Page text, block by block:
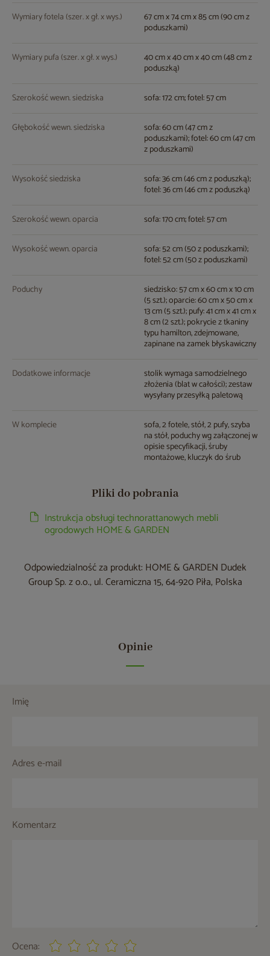
Wymiary fotela (szer. x gł. x wys.) 67 cm x 74 cm x 85 cm (90 cm z
poduszkami)
Wymiary pufa (szer. x gł. x wys.) 40 cm x 40 cm x 40 cm (48 cm z
poduszką)
Szerokość wewn. siedziska sofa: 172 cm; fotel: 57 cm
Głębokość wewn. siedziska sofa: 60 cm (47 cm z
poduszkami); fotel: 60 cm (47 cm
z poduszkami)
Wysokość siedziska sofa: 36 cm (46 cm z poduszką);
fotel: 36 cm (46 cm z poduszką)
Szerokość wewn. oparcia sofa: 170 cm; fotel: 57 cm
Wysokość wewn. oparcia sofa: 52 cm (50 z poduszkami);
fotel: 52 cm (50 z poduszkami)
Poduchy siedzisko: 57 cm x 60 cm x 10 cm
(5 szt.); oparcie: 60 cm x 50 cm x
13 cm (5 szt.); pufy: 41 cm x 41 cm x
8 cm (2 szt.); pokrycie z tkaniny
typu hamilton, zdejmowane,
zapinane na zamek błyskawiczny
Dodatkowe informacje stolik wymaga samodzielnego
złożenia (blat w całości); zestaw
wysyłany przesyłką paletową
W komplecie sofa, 2 fotele, stół, 2 pufy, szyba
na stół, poduchy wg załączonej w
opisie specyfikacji, śruby
montażowe, kluczyk do śrub
Pliki do pobrania
Instrukcja obsługi technorattanowych mebli
ogrodowych HOME & GARDEN
Odpowiedzialność za produkt: HOME & GARDEN Dudek
Group Sp. z o.o., ul. Ceramiczna 15, 64-920 Piła, Polska
Opinie
Imię
Adres e-mail
Komentarz
Ocena: